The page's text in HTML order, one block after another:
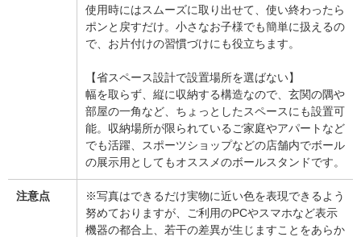
使用時にはスムーズに取り出せて、使い終わったら
ポンと戻すだけ。小さなお子様でも簡単に扱えるの
で、お片付けの習慣づけにも役立ちます。
【省スペース設計で設置場所を選ばない】
幅を取らず、縦に収納する構造なので、玄関の隅や
部屋の一角など、ちょっとしたスペースにも設置可
能。収納場所が限られているご家庭やアパートなど
でも活躍、スポーツショップなどの店舗内でボール
の展示用としてもオススメのボールスタンドです。
注意点
※写真はできるだけ実物に近い色を表現できるよう
努めておりますが、ご利用のPCやスマホなど表示
機器の都合上、若干の差異が生じますことをあらか